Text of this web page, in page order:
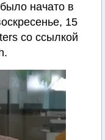
начато в
15
со ссылкой